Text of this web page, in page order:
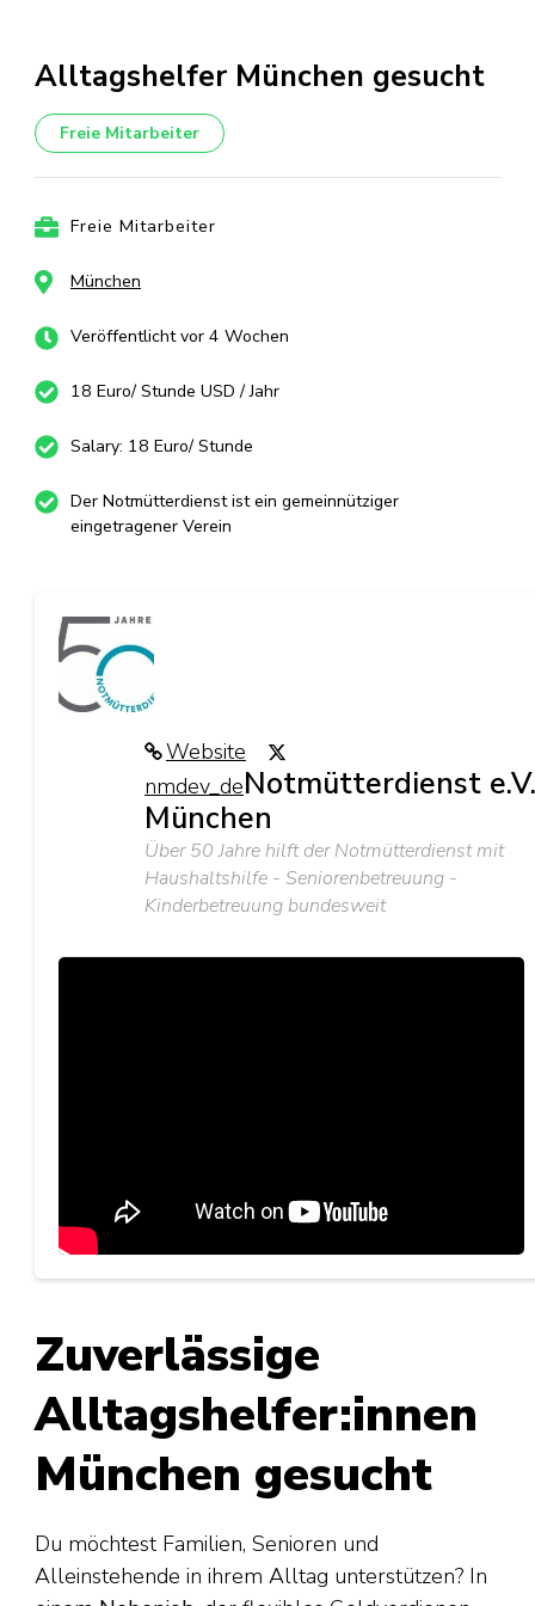
Alltagshelfer München gesucht
Freie Mitarbeiter
Freie Mitarbeiter
München
Veröffentlicht vor 4 Wochen
18 Euro/ Stunde USD / Jahr
Salary: 18 Euro/ Stunde
Der Notmütterdienst ist ein gemeinnütziger
eingetragener Verein
Website
nmdev_deNotmütterdienst e.V.
München
Über 50 Jahre hilft der Notmütterdienst mit
Haushaltshilfe - Seniorenbetreuung -
Kinderbetreuung bundesweit
Zuverlässige
Alltagshelfer:innen
München gesucht
Du möchtest Familien, Senioren und
Alleinstehende in ihrem Alltag unterstützen? In